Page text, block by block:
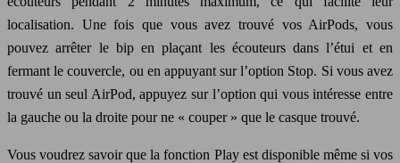
localisation. Une fois que vous avez trouvé vos AirPods, vous
pouvez arrêter le bip en plaçant les écouteurs dans l’étui et en
fermant le couvercle, ou en appuyant sur l’option Stop. Si vous avez
trouvé un seul AirPod, appuyez sur l’option qui vous intéresse entre
la gauche ou la droite pour ne « couper » que le casque trouvé.
Vous voudrez savoir que la fonction Play est disponible même si vos